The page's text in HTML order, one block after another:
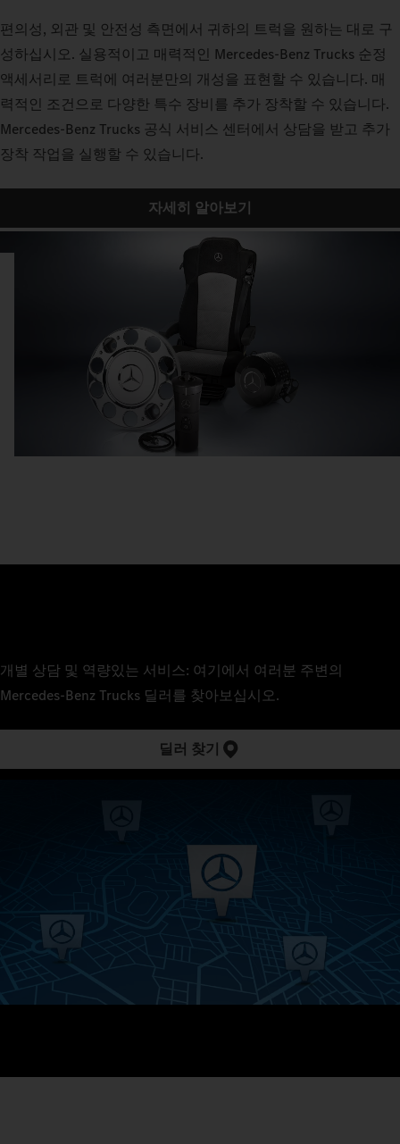
편의성, 외관 및 안전성 측면에서 귀하의 트럭을 원하는 대로 구
성하십시오. 실용적이고 매력적인 Mercedes‑Benz Trucks 순정
액세서리로 트럭에 여러분만의 개성을 표현할 수 있습니다. 매
력적인 조건으로 다양한 특수 장비를 추가 장착할 수 있습니다.
Mercedes‑Benz Trucks 공식 서비스 센터에서 상담을 받고 추가
장착 작업을 실행할 수 있습니다.
자세히 알아보기
개별 상담 및 역량있는 서비스: 여기에서 여러분 주변의
Mercedes‑Benz Trucks 딜러를 찾아보십시오.
딜러 찾기